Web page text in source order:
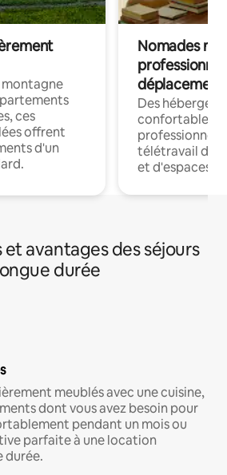
montagne
ces
offrent
d'un
Nomades
déplacement
Des
confortables
professionnels
télétravail
et d'espaces
avantages des séjours
durée
meublés avec une cuisine,
dont vous avez besoin pour
pendant un mois ou
parfaite à une location
durée.